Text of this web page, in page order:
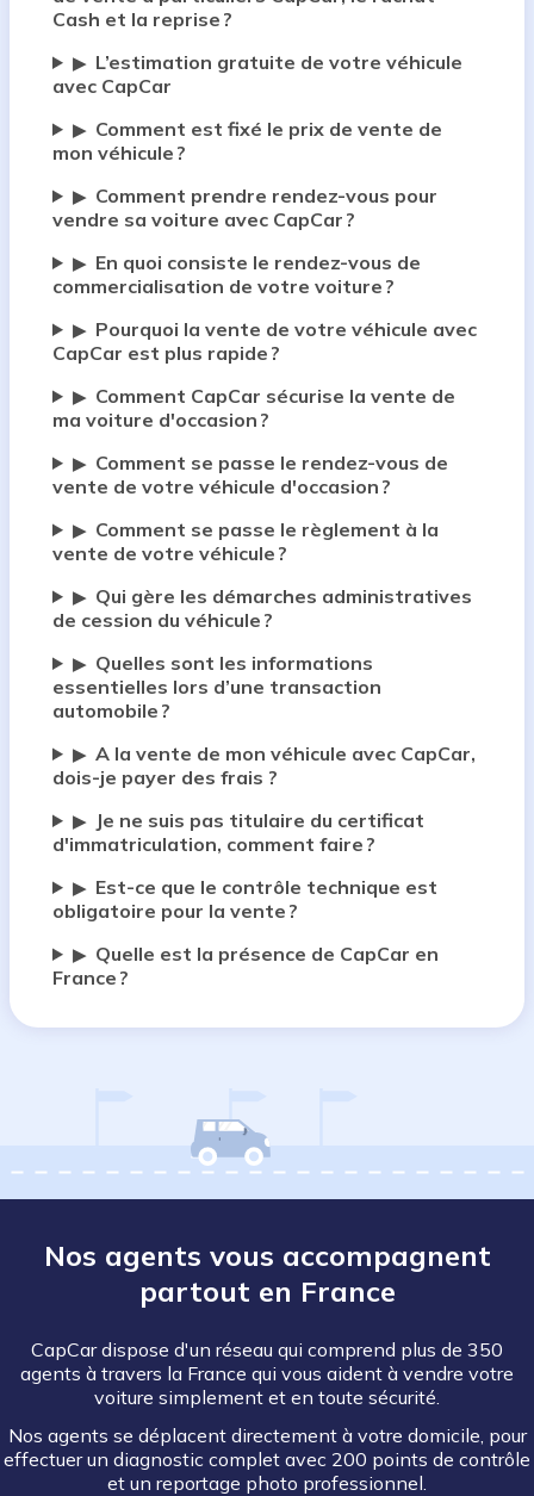
Cash et la reprise ?
▶ L’estimation gratuite de votre véhicule
avec CapCar
▶ Comment est fixé le prix de vente de
mon véhicule ?
▶ Comment prendre rendez-vous pour
vendre sa voiture avec CapCar ?
▶ En quoi consiste le rendez-vous de
commercialisation de votre voiture ?
▶ Pourquoi la vente de votre véhicule avec
CapCar est plus rapide ?
▶ Comment CapCar sécurise la vente de
ma voiture d'occasion ?
▶ Comment se passe le rendez-vous de
vente de votre véhicule d'occasion ?
▶ Comment se passe le règlement à la
vente de votre véhicule ?
▶ Qui gère les démarches administratives
de cession du véhicule ?
▶ Quelles sont les informations
essentielles lors d’une transaction
automobile ?
▶ A la vente de mon véhicule avec CapCar,
dois-je payer des frais ?
▶
Je ne suis pas titulaire du certificat
d'immatriculation, comment faire ?
▶ Est-ce que le contrôle technique est
obligatoire pour la vente ?
▶ Quelle est la présence de CapCar en
France ?
Nos agents vous accompagnent
partout en France
CapCar dispose d'un réseau qui comprend plus de 350
agents à travers la France qui vous aident à vendre votre
voiture simplement et en toute sécurité.
Nos agents se déplacent directement à votre domicile, pour
effectuer un diagnostic complet avec 200 points de contrôle
et un reportage photo professionnel.